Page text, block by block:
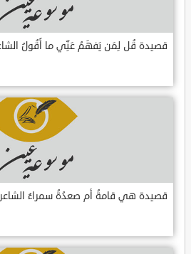
قصيدة قُل لِمَن يَفهَمُ عَنِّي ما أَقُولُ
قصيدة هي قامةُ أم صعدُةُ سمراءُ